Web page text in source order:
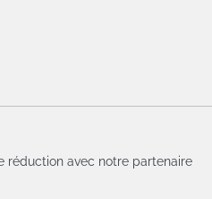
réduction avec notre partenaire